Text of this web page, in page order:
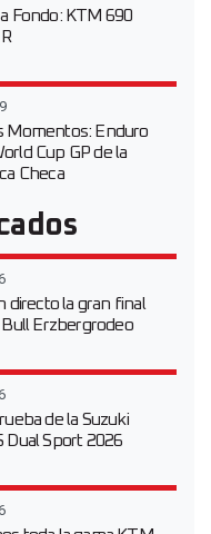
Fondo: KTM 690
Momentos: Enduro
Cup GP de la
Checa
directo la gran final
Bull Erzbergrodeo
de la Suzuki
Dual Sport 2026